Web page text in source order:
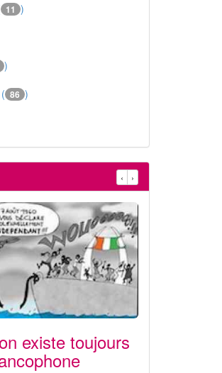
11 )
)
86 )
‹ ›
existe toujours